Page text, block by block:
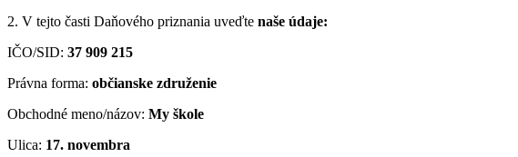
2. V tejto časti Daňového priznania uveďte naše údaje:
IČO/SID: 37 909 215
Právna forma: občianske združenie
Obchodné meno/názov: My škole
Ulica: 17. novembra